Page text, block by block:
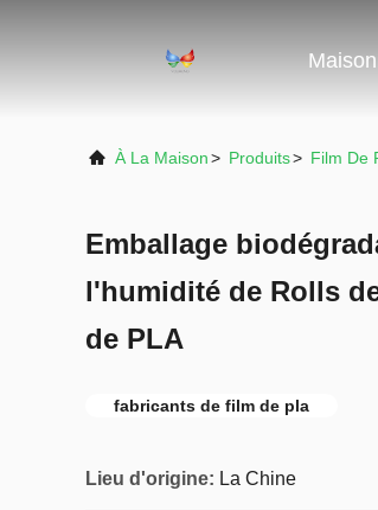
Maison
À La Maison> Produits> Film De
Emballage
l'humidité de Rolls
de PLA
fabricants de film de pla
Lieu d'origine: La Chine